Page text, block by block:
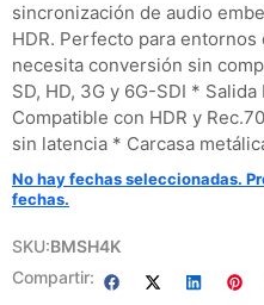
sincronización de audio
HDR. Perfecto para entornos
necesita conversión sin
SD, HD, 3G y 6G-SDI *
Compatible con HDR y
sin latencia * Carcasa
No hay fechas seleccionadas.
fechas.
SKU:BMSH4K
Compartir: